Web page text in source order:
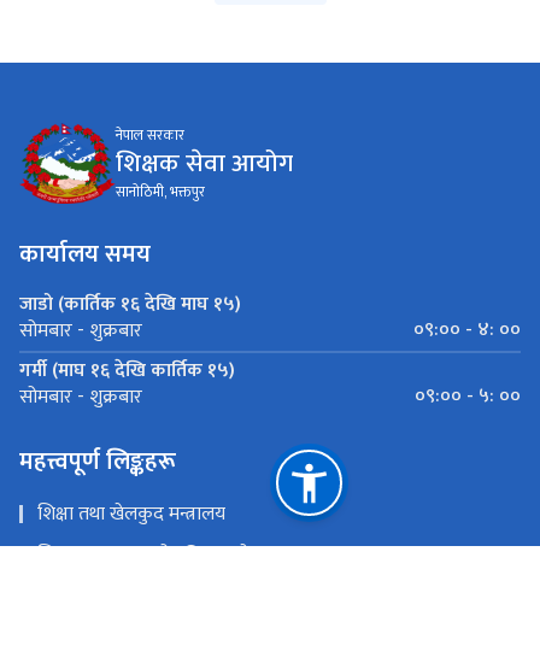
नेपाल सरकार
शिक्षक सेवा आयोग
सानोठिमी, भक्तपुर
कार्यालय समय
जाडो (कार्तिक १६ देखि माघ १५)
सोमबार - शुक्रबार
०९:०० - ४: ००
गर्मी (माघ १६ देखि कार्तिक १५)
सोमबार - शुक्रबार ०९:०० - ५: ००
महत्त्वपूर्ण लिङ्कहरू
शिक्षा तथा खेलकुद मन्त्रालय
शिक्षा तथा मानव स्रोत विकास केन्द्र